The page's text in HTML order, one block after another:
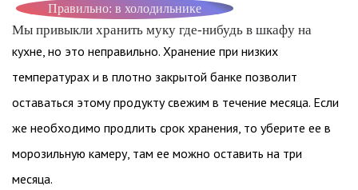
Правильно: в холодильнике
Мы привыкли хранить муку где-нибудь в шкафу на
кухне, но это неправильно. Хранение при низких
температурах и в плотно закрытой банке позволит
оставаться этому продукту свежим в течение месяца. Если
же необходимо продлить срок хранения, то уберите ее в
морозильную камеру, там ее можно оставить на три
месяца.